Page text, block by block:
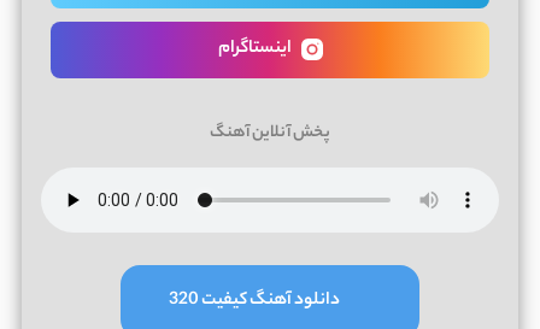
اینستاگرام
پخش آنلاین آهنگ
دانلود آهنگ کیفیت 320